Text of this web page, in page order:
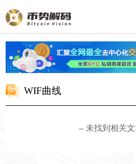
WIF曲线
-- 未找到相关